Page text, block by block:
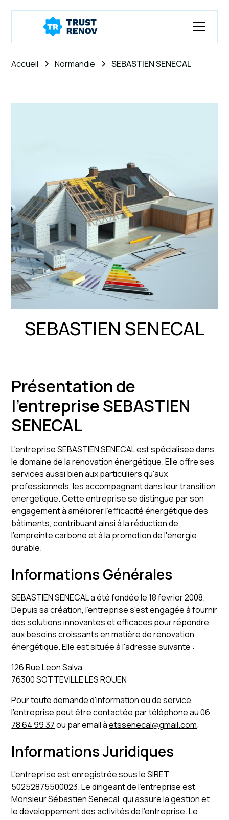
Accueil Normandie SEBASTIEN SENECAL
SEBASTIEN SENECAL
Présentation de
l'entreprise SEBASTIEN
SENECAL
L'entreprise SEBASTIEN SENECAL est spécialisée dans
le domaine de la rénovation énergétique. Elle offre ses
services aussi bien aux particuliers qu'aux
professionnels, les accompagnant dans leur transition
énergétique. Cette entreprise se distingue par son
engagement à améliorer l'efficacité énergétique des
bâtiments, contribuant ainsi à la réduction de
l'empreinte carbone et à la promotion de l'énergie
durable.
Informations Générales
SEBASTIEN SENECAL a été fondée le 18 février 2008.
Depuis sa création, l'entreprise s'est engagée à fournir
des solutions innovantes et efficaces pour répondre
aux besoins croissants en matière de rénovation
énergétique. Elle est située à l'adresse suivante :
126 Rue Leon Salva,
76300 SOTTEVILLE LES ROUEN
Pour toute demande d'information ou de service,
l'entreprise peut être contactée par téléphone au06
78 64 99 37ou par email àetssenecal@gmail.com.
Informations Juridiques
L'entreprise est enregistrée sous le SIRET
50252875500023. Le dirigeant de l'entreprise est
Monsieur Sébastien Senecal, qui assure la gestion et
le développement des activités de l'entreprise. Le